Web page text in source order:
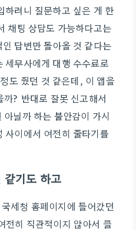
하려니 질문하고 싶은 게 한
채팅 상담도 가능하다고는
답변만 돌아올 것 같다는
세무사에게 대행 수수료로
도 줬던 것 같은데, 이 앱을
? 반대로 잘못 신고해서
닐까 하는 불안감이 가시
사이에서 여전히 줄타기를
같기도 하고
세청 홈페이지에 들어갔던
히 직관적이지 않아서 클